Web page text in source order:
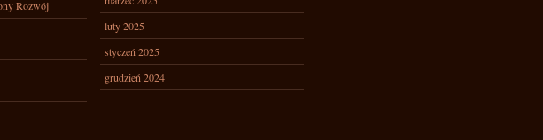
Rozwój
luty 2025
styczeń 2025
grudzień 2024